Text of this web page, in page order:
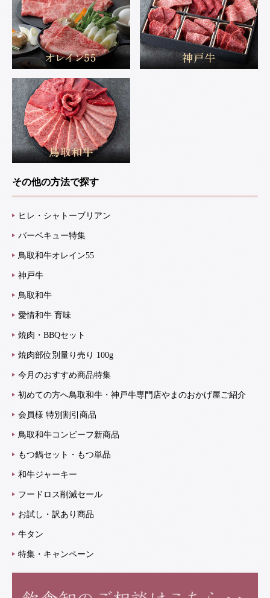
その他の方法で探す
ヒレ・シャトーブリアン
バーベキュー特集
鳥取和牛オレイン55
神戸牛
鳥取和牛
愛情和牛 育味
焼肉・BBQセット
焼肉部位別量り売り 100g
今月のおすすめ商品特集
初めての方へ鳥取和牛・神戸牛専門店やまのおかげ屋ご紹介
会員様 特別割引商品
鳥取和牛コンビーフ新商品
もつ鍋セット・もつ単品
和牛ジャーキー
フードロス削減セール
お試し・訳あり商品
牛タン
特集・キャンペーン